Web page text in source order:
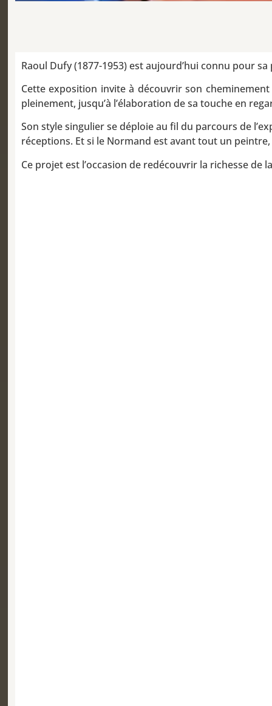
Raoul Dufy (1877-1953) est aujourd’hui connu pour
Cette exposition invite à découvrir son
pleinement, jusqu’à l’élaboration de sa touche en
Son style singulier se déploie au fil du parcours de
réceptions. Et si le Normand est avant tout un
Ce projet est l’occasion de redécouvrir la richesse de